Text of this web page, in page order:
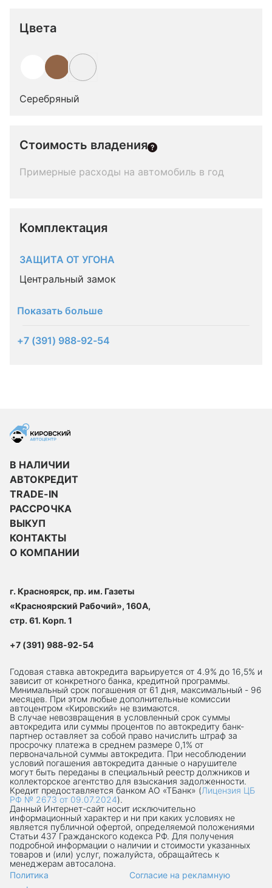
Цвета
Серебряный
Стоимость владения
Примерные расходы на автомобиль в год
Комплектация
ЗАЩИТА ОТ УГОНА
Центральный замок
Показать больше
+7 (391) 988-92-54
В НАЛИЧИИ
АВТОКРЕДИТ
TRADE-IN
РАССРОЧКА
ВЫКУП
КОНТАКТЫ
О КОМПАНИИ
г. Красноярск, пр. им. Газеты
«Красноярский Рабочий», 160А,
стр. 61. Корп. 1
+7 (391) 988-92-54
Годовая ставка автокредита варьируется от 4.9% до 16,5% и
зависит от конкретного банка, кредитной программы.
Минимальный срок погашения от 61 дня, максимальный - 96
месяцев. При этом любые дополнительные комиссии
автоцентром «Кировский» не взимаются.
В случае невозвращения в условленный срок суммы
автокредита или суммы процентов по автокредиту банк-
партнер оставляет за собой право начислить штраф за
просрочку платежа в среднем размере 0,1% от
первоначальной суммы автокредита. При несоблюдении
условий погашения автокредита данные о нарушителе
могут быть переданы в специальный реестр должников и
коллекторское агентство для взыскания задолженности.
Кредит предоставляется банком АО «ТБанк» (Лицензия ЦБ
РФ № 2673 от 09.07.2024).
Данный Интернет-сaйт носит исключительно
информационный характер и ни при каких условиях не
является публичной офертой, определяемой положениями
Статьи 437 Гражданского кодекса РФ. Для получения
подробной информации о наличии и стоимости указанных
товаров и (или) услуг, пожалуйста, обращайтесь к
менеджерам автосалона.
Политика
Согласие на рекламную